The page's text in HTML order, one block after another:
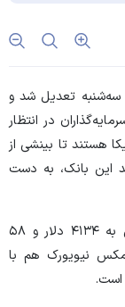
سه‌شنبه تعدیل شد و
در انتظار
هستند تا بینشی از
این بانک، به دست
قیمت هر اونس طلا امروز با ۰.۷۴ درصد کاهش به ۴۱۳۴ دلار و ۵۸
نیویورک هم با